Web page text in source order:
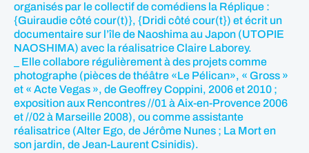
organisés par le collectif de comédiens la Réplique :
{Guiraudie côté cour(t)}, {Dridi côté cour(t}) et écrit un
documentaire sur l’île de Naoshima au Japon (UTOPIE
NAOSHIMA) avec la réalisatrice Claire Laborey.
_ Elle collabore régulièrement à des projets comme
photographe (pièces de théâtre «Le Pélican», « Gross »
et « Acte Vegas », de Geoffrey Coppini, 2006 et 2010 ;
exposition aux Rencontres //01 à Aix-en-Provence 2006
et //02 à Marseille 2008), ou comme assistante
réalisatrice (Alter Ego, de Jérôme Nunes ; La Mort en
son jardin, de Jean-Laurent Csinidis).